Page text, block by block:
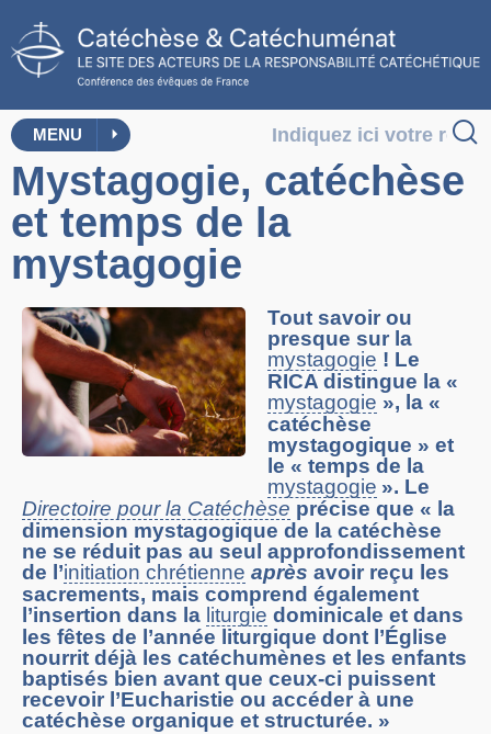
MENU
Mystagogie, catéchèse
et temps de la
mystagogie
Tout savoir ou
presque sur la
mystagogie ! Le
RICA distingue la «
mystagogie », la «
catéchèse
mystagogique » et
le « temps de la
mystagogie ». Le
Directoire pour la Catéchèse précise que « la
dimension mystagogique de la catéchèse
ne se réduit pas au seul approfondissement
de l’initiation chrétienne après avoir reçu les
sacrements, mais comprend également
l’insertion dans la liturgie dominicale et dans
les fêtes de l’année liturgique dont l’Église
nourrit déjà les catéchumènes et les enfants
baptisés bien avant que ceux-ci puissent
recevoir l’Eucharistie ou accéder à une
catéchèse organique et structurée. »